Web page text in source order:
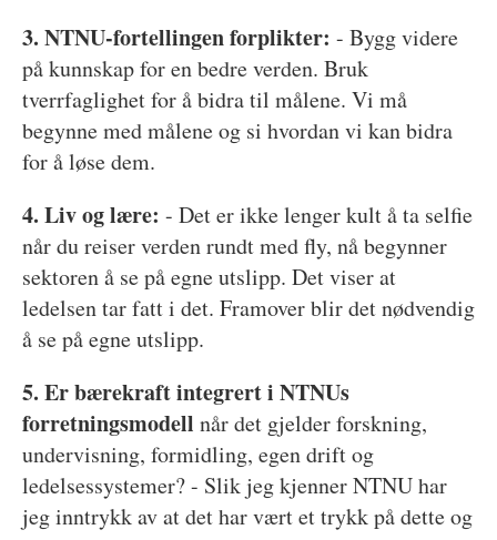
3. NTNU-fortellingen forplikter: - Bygg videre
på kunnskap for en bedre verden. Bruk
tverrfaglighet for å bidra til målene. Vi må
begynne med målene og si hvordan vi kan bidra
for å løse dem.
4. Liv og lære: - Det er ikke lenger kult å ta selfie
når du reiser verden rundt med fly, nå begynner
sektoren å se på egne utslipp. Det viser at
ledelsen tar fatt i det. Framover blir det nødvendig
å se på egne utslipp.
5. Er bærekraft integrert i NTNUs
forretningsmodell når det gjelder forskning,
undervisning, formidling, egen drift og
ledelsessystemer? - Slik jeg kjenner NTNU har
jeg inntrykk av at det har vært et trykk på dette og